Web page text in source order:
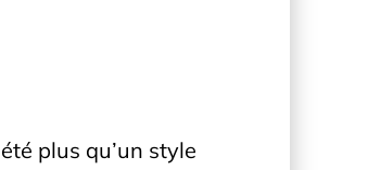
plus qu’un style